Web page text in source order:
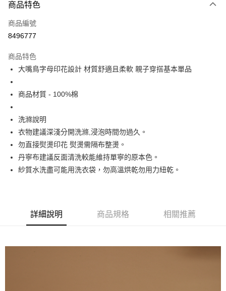
信用卡一次付款
超商取貨付款
街口支付
悠遊付
相關說明
【大哥付你分期使用說明】
1.本服務由台灣大哥大提供，台灣大哥大用戶可立即使用無須另外申請。
2.付款方式選擇「大哥付你分期」，訂單成立後會自動跳轉到大哥付的交易
流程，驗證手機門號後，選擇欲分期的期數、繳款截止日，確認付款後即完
3.實際核准額度、可分期數及費用金額請依後續交易確認頁面所載為準。
【繳款方式說明】
1.分期款項不併入電信帳單，「大哥付你分期」於每月結算日後寄送繳費提
醒簡訊。
帳／街口支付／iPASS MONEY」等通路繳費。
ATM付款
運送方式
付款後全家取貨
商品特色
商品編號
8496777
商品特色
大嘴鳥字母印花設計 材質舒適且柔軟 親子穿搭基本單品
商品材質 - 100%棉
洗滌說明
衣物建議深淺分開洗滌,浸泡時間勿過久。
勿直接熨燙印花 熨燙需隔布整燙。
丹寧布建議反面清洗較能維持單寧的原本色。
紗質水洗盡可能用洗衣袋，勿高溫烘乾勿用力紐乾。
詳細說明 商品規格 相關推薦